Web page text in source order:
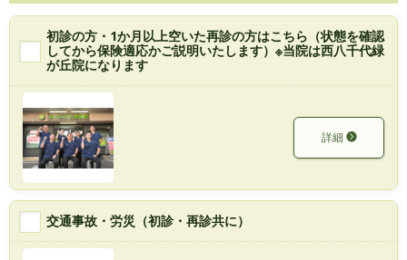
初診の方・1か月以上空いた再診の方はこちら（状態を確認
してから保険適応かご説明いたします）※当院は西八千代緑
が丘院になります
詳細
交通事故・労災（初診・再診共に）